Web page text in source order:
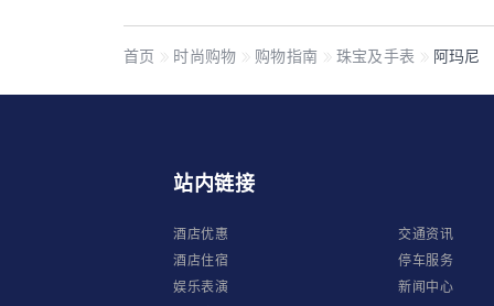
首页 时尚购物 购物指南 珠宝及手表 阿玛尼
站内链接
酒店优惠
酒店住宿
娱乐表演
交通资讯
停车服务
新闻中心